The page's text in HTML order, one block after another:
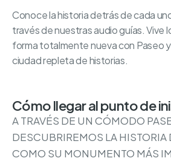
Conoce la historia detrás de cada
través de nuestras audio guías. Vive
forma totalmente nueva con Paseo
ciudad repleta de historias.
Cómo llegar al punto de
A TRAVÉS DE UN CÓMODO
DESCUBRIREMOS LA HISTORIA
COMO SU MONUMENTO MÁS